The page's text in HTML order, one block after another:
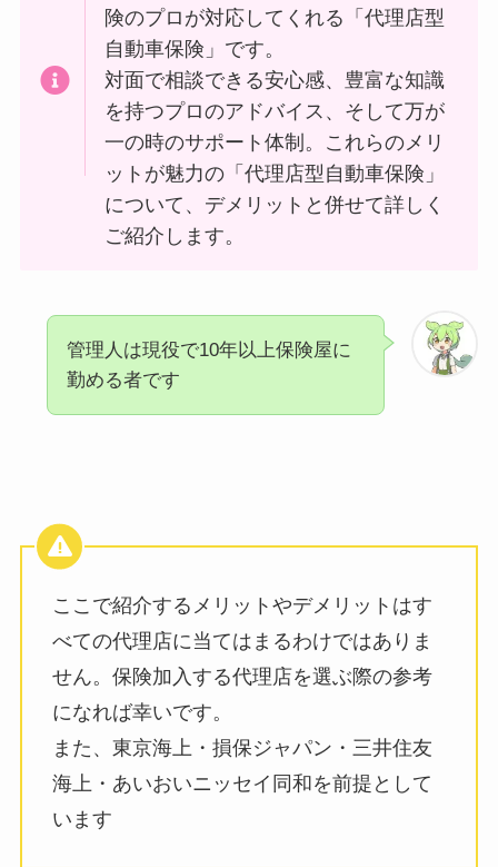
険のプロが対応してくれる「代理店型
自動車保険」です。
対面で相談できる安心感、豊富な知識
を持つプロのアドバイス、そして万が
一の時のサポート体制。これらのメリ
ットが魅力の「代理店型自動車保険」
について、デメリットと併せて詳しく
ご紹介します。
管理人は現役で10年以上保険屋に
勤める者です
ここで紹介するメリットやデメリットはす
べての代理店に当てはまるわけではありま
せん。保険加入する代理店を選ぶ際の参考
になれば幸いです。
また、東京海上・損保ジャパン・三井住友
海上・あいおいニッセイ同和を前提として
います